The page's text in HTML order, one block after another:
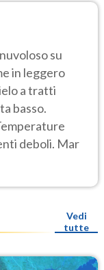
su
in leggero
a tratti
basso.
deboli. Mar
Vedi
tutte